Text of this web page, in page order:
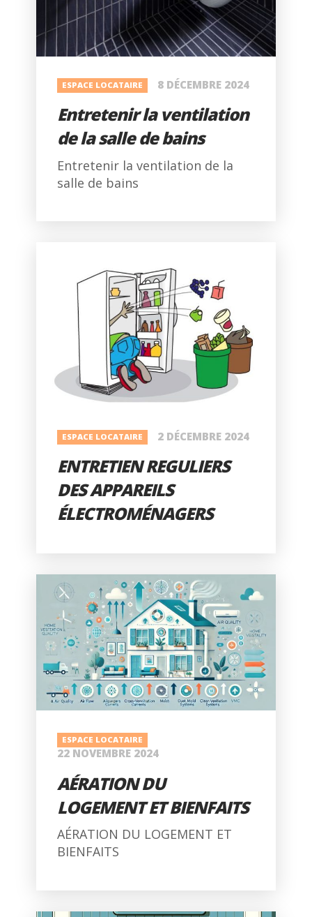
ESPACE LOCATAIRE 8 DÉCEMBRE 2024
Entretenir la ventilation
de la salle de bains
Entretenir la ventilation de la
salle de bains
ESPACE LOCATAIRE 2 DÉCEMBRE 2024
ENTRETIEN REGULIERS
DES APPAREILS
ÉLECTROMÉNAGERS
ESPACE LOCATAIRE
22 NOVEMBRE 2024
AÉRATION DU
LOGEMENT ET BIENFAITS
AÉRATION DU LOGEMENT ET
BIENFAITS